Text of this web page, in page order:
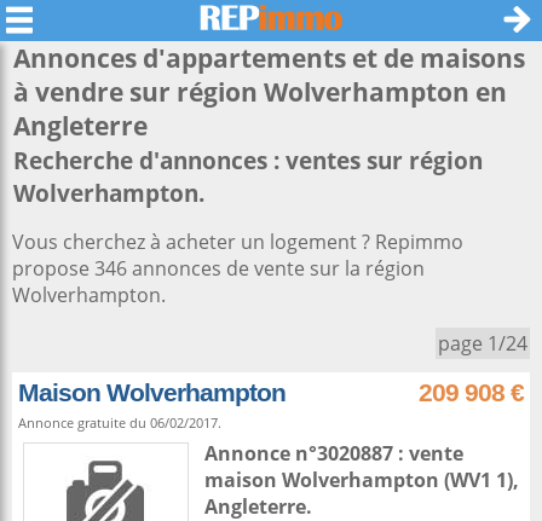
Annonces d'appartements et de maisons
à vendre sur région Wolverhampton en
Angleterre
Recherche d'annonces : ventes sur région
Wolverhampton.
Vous cherchez à acheter un logement ? Repimmo
propose 346 annonces de vente sur la région
Wolverhampton.
page 1/24
Maison Wolverhampton 209 908 €
Annonce gratuite du 06/02/2017.
Annonce n°3020887 : vente
maison Wolverhampton (WV1 1),
Angleterre.